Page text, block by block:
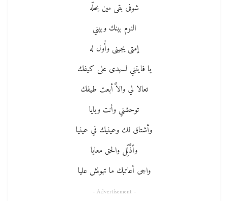
شوفى بقى مين يحلّه
النوم بينك وبيني
إمتى يجينى وأُول له
يا فايتني لسهدى على كيفك
تعالا لي والاَّ أبعت طيفك
توحشني وأنت ويايا
وأشتاق لك وعينيك في عينيا
وأذَّلِّل والحق معايا
واجى أعاتبك ما تهونش عليا
- Advertisement -